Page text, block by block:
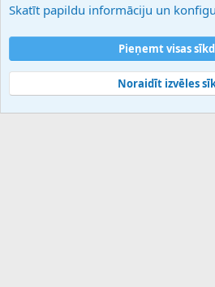
Palīdzība
Noteikumi un nosacījumi
Privātuma politika
Community platform by XenForo® © 2010-
Skatīt papildu informāciju un
Pieņemt visas
Noraidīt izvēles